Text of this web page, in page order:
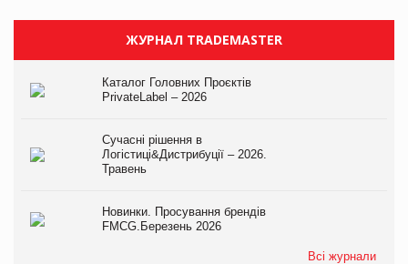
ЖУРНАЛ TRADEMASTER
Каталог Головних Проєктів
PrivateLabel – 2026
Сучасні рішення в
Логістиці&Дистрибуції – 2026.
Травень
Новинки. Просування брендів
FMCG.Березень 2026
Всі журнали